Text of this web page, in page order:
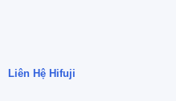
Liên Hệ Hifuji